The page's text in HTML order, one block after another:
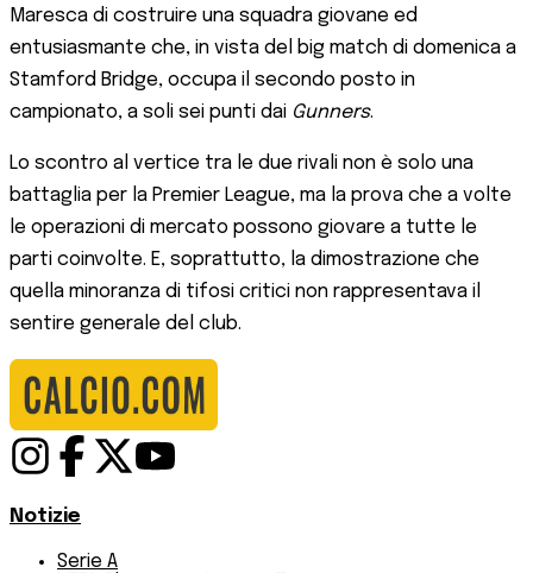
Maresca di costruire una squadra giovane ed
entusiasmante che, in vista del big match di domenica a
Stamford Bridge, occupa il secondo posto in
campionato, a soli sei punti dai Gunners.
Lo scontro al vertice tra le due rivali non è solo una
battaglia per la Premier League, ma la prova che a volte
le operazioni di mercato possono giovare a tutte le
parti coinvolte. E, soprattutto, la dimostrazione che
quella minoranza di tifosi critici non rappresentava il
sentire generale del club.
Notizie
Serie A